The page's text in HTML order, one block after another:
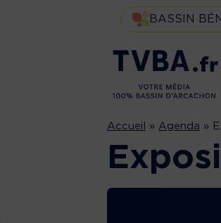
BASSIN
Accueil » Agenda »